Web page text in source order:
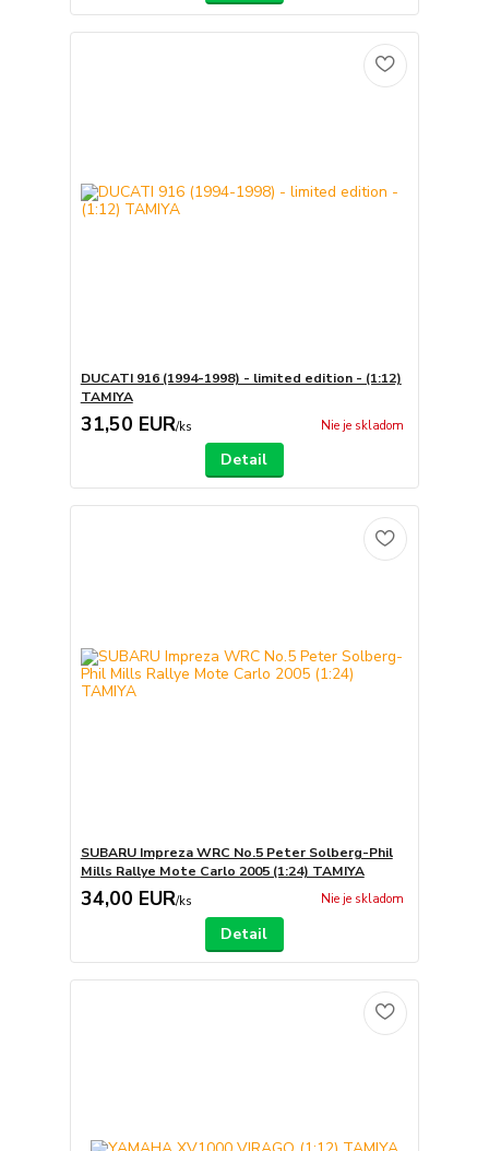
DUCATI 916 (1994-1998) - limited edition - (1:12)
TAMIYA
31,50 EUR/ks Nie je skladom
Detail
SUBARU Impreza WRC No.5 Peter Solberg-Phil
Mills Rallye Mote Carlo 2005 (1:24) TAMIYA
34,00 EUR/ks Nie je skladom
Detail